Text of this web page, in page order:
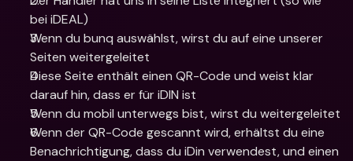
bei iDEAL)
Wenn du bunq auswählst, wirst du auf eine unserer
Seiten weitergeleitet
Diese Seite enthält einen QR-Code und weist klar
darauf hin, dass er für iDIN ist
Wenn du mobil unterwegs bist, wirst du weitergeleitet
Wenn der QR-Code gescannt wird, erhältst du eine
Benachrichtigung, dass du iDin verwendest, und einen